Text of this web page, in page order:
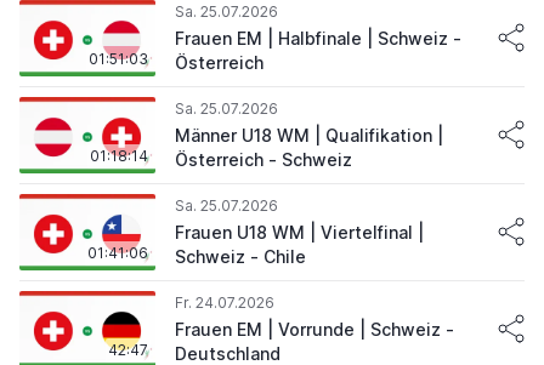
01:51:03
Sa. 25.07.2026
Frauen EM | Halbfinale | Schweiz -
Österreich
01:18:14
Sa. 25.07.2026
Männer U18 WM | Qualifikation |
Österreich - Schweiz
01:41:06
Sa. 25.07.2026
Frauen U18 WM | Viertelfinal |
Schweiz - Chile
42:47
Fr. 24.07.2026
Frauen EM | Vorrunde | Schweiz -
Deutschland